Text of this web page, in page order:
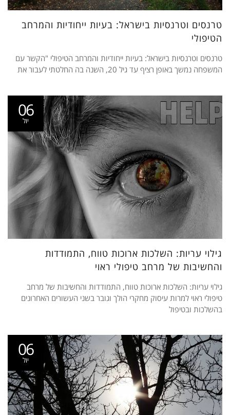
טרנסים וטרנסיות בישראל: בעיות ייחודיות והמרחב
הטיפולי
טרנסים וטרנסיות בישראל: בעיות ייחודיות והמרחב הטיפולי "הקשר עם
המשפחה נמשך באופן רציף עד גיל 20, השנה בה החלטתי לעבור את
06
יול
גילוי עריות: השלכות ארוכות טווח, התמודדות
והחשיבות של מרחב טיפולי ראוי
גילוי עריות: השלכות ארוכות טווח, התמודדות והחשיבות של מרחב
טיפולי ראוי למרות עיסוק מחקרי הולך וגובר בשני העשורים האחרונים
בהשלכות ובטיפול
06
יול